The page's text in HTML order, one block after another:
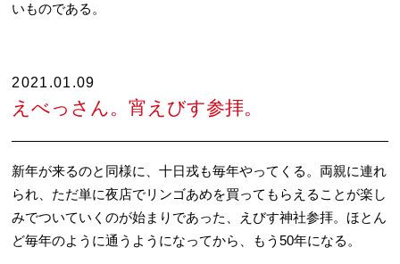
いものである。
2021.01.09
えべっさん。宵えびす参拝。
新年が来るのと同様に、十日戎も毎年やってくる。両親に連れ
られ、ただ単に夜店でリンゴあめを買ってもらえることが楽し
みでついていくのが始まりであった、えびす神社参拝。ほとん
ど毎年のように通うようになってから、もう50年になる。